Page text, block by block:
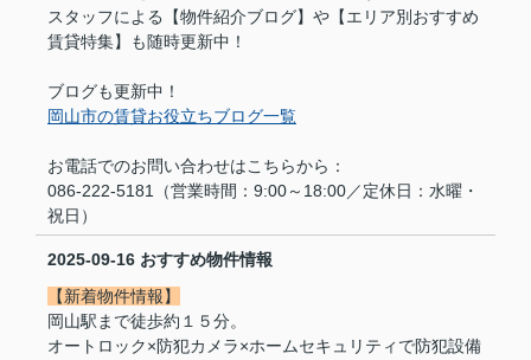
スタッフによる【物件紹介ブログ】や【エリア別おすすめ
賃貸特集】も随時更新中！
ブログも更新中！
岡山市の賃貸お役立ちブログ一覧
お電話でのお問い合わせはこちらから：
086-222-5181（営業時間：9:00～18:00／定休日：水曜・
祝日）
2025-09-16 おすすめ物件情報
【新着物件情報】
岡山駅まで徒歩約１５分。
オートロック×防犯カメラ×ホームセキュリティで防犯設備